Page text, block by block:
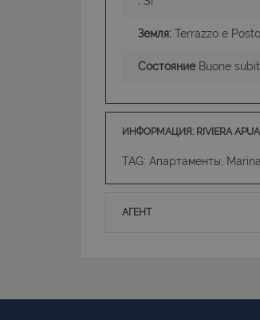
Земля: Terrazzo e
СостояниеBuone
ИНФОРМАЦИЯ: RIVIERA
TAG: Апартаменты,
АГЕНТ